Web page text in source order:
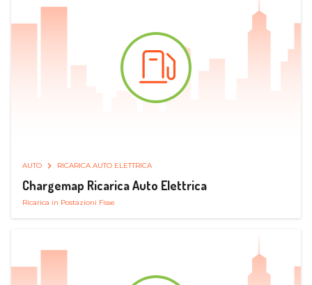
AUTO RICARICA AUTO ELETTRICA
Chargemap Ricarica Auto Elettrica
Ricarica in Postazioni Fisse